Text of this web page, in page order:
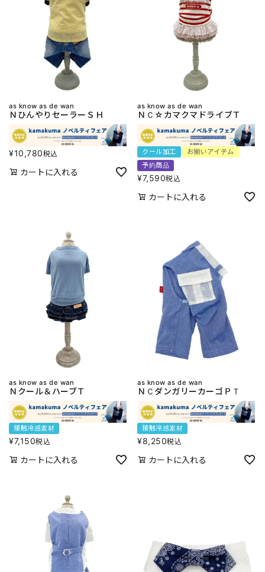
as know as de wan
ＮひんやりセーラーＳＨ
¥10,780税込
カートに入れる
as know as de wan
ＮＣ☆カマクマドライブＴ
クール加工
お揃いアイテム
予約商品
¥7,590税込
カートに入れる
as know as de wan
Ｎクール＆ハーブＴ
接触冷感素材
¥7,150税込
カートに入れる
as know as de wan
ＮＣダンガリーカーゴＰＴ
接触冷感素材
¥8,250税込
カートに入れる